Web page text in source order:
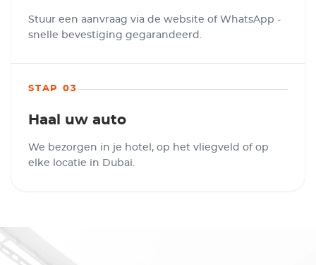
Stuur een aanvraag via de website of WhatsApp -
snelle bevestiging gegarandeerd.
STAP 03
Haal uw auto
We bezorgen in je hotel, op het vliegveld of op
elke locatie in Dubai.